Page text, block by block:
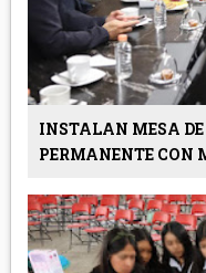
INSTALAN MESA
PERMANENTE CON